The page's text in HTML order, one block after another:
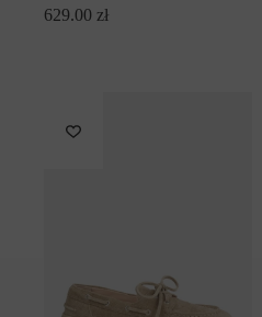
629.00 zł